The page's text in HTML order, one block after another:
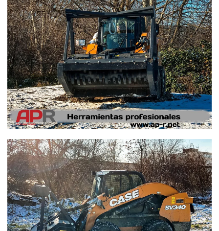
Ampliar
Ampliar